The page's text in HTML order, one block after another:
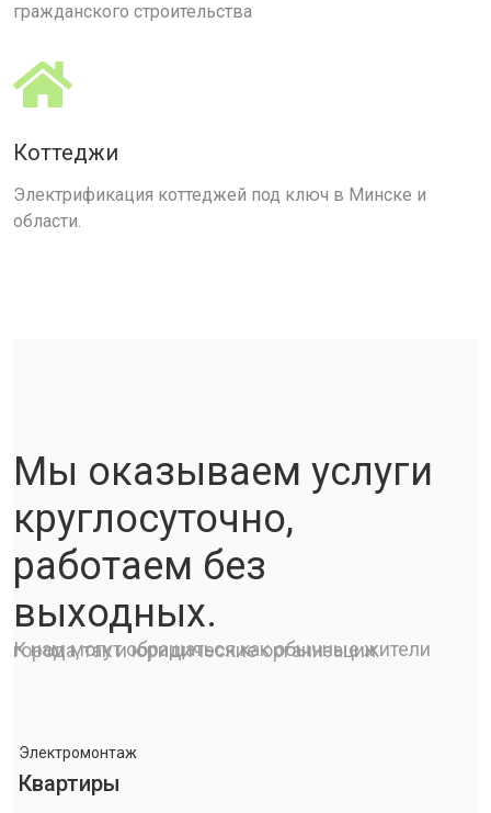
гражданского строительства
Коттеджи
Электрификация коттеджей под ключ в Минске и
области.
Мы оказываем услуги
круглосуточно,
работаем без
выходных.
К нам могут обращаться как обычные жители города, так и юридические организации.
Электромонтаж
Квартиры